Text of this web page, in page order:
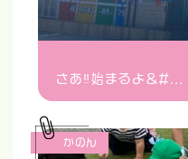
さあ‼️始まるよ&#...
かのん